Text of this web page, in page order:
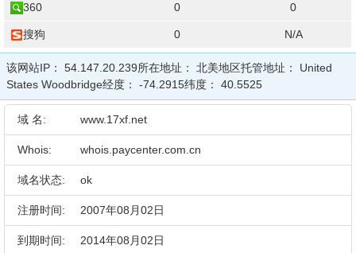
360 0 0
搜狗 0 N/A
该网站IP： 54.147.20.239所在地址： 北美地区托管地址： United
States Woodbridge经度： -74.2915纬度： 40.5525
域 名: www.17xf.net
Whois: whois.paycenter.com.cn
域名状态: ok
注册时间: 2007年08月02日
到期时间: 2014年08月02日